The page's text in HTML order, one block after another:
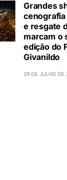
Grandes
e resgate
marcam o
edição do
Givanildo
29 DE JULHO DE